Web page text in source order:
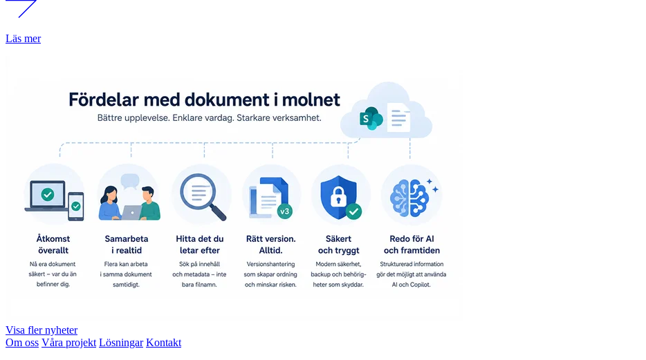
Läs mer
Visa fler nyheter
Om oss Våra projekt Lösningar Kontakt